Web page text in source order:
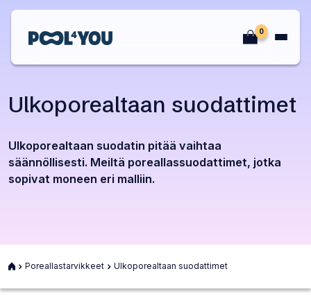
0
Ulkoporealtaan suodattimet
Ulkoporealtaan suodatin pitää vaihtaa
säännöllisesti. Meiltä poreallassuodattimet, jotka
sopivat moneen eri malliin.
EtusivuPoreallastarvikkeet Ulkoporealtaan suodattimet